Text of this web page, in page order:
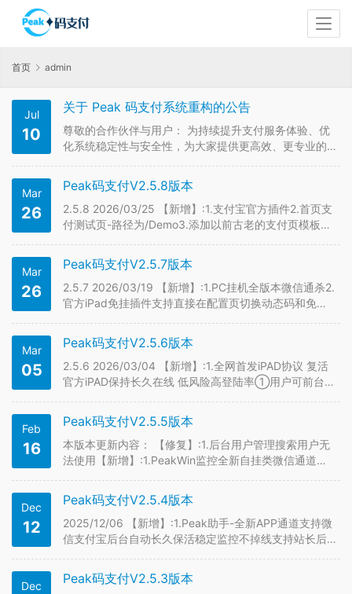
首页 admin
Jul
10
关于 Peak 码支付系统重构的公告
尊敬的合作伙伴与用户： 为持续提升支付服务体验、优
化系统稳定性与安全性，为大家提供更高效、更专业的
品牌升级，正式更名为XLPAY。 本次升级基于全新技术
架构打造，在支付效率、安全防护、接口适配、运营能
力等方面实现全方位…
Mar
26
Peak码支付V2.5.8版本
2.5.8 2026/03/25 【新增】:1.支付宝官方插件2.首页支
付测试页-路径为/Demo3.添加以前古老的支付页模板4.
商家账单【自动配置】通道在线时间随机刷新的问题2.优
化官方iPad收款单免输插件【优化】…
Mar
26
Peak码支付V2.5.7版本
2.5.7 2026/03/19 【新增】:1.PC挂机全版本微信通杀2.
官方iPad免挂插件支持直接在配置页切换动态码和免输
问题【优化】:1.优化官方iPad导入登录 新增手动复制和
导入配置2.删除原来&#8…
Mar
05
Peak码支付V2.5.6版本
2.5.6 2026/03/04 【新增】:1.全网首发iPAD协议 复活
官方iPAD保持长久在线 低风险高登陆率①用户可前台自
登录复用无需重新登录③新增通道同步数据功能，防止
云端在线平台假离线④云端自带云秒等功能也就是市
面…
Feb
16
Peak码支付V2.5.5版本
本版本更新内容： 【修复】:1.后台用户管理搜索用户无
法使用【新增】:1.PeakWin监控全新自挂类微信通道全
号同时登录进行监控2.Peak助手-iOS苹果端APP监控(开
发测试中…)3.后台新增云端应用…
Dec
12
Peak码支付V2.5.4版本
2025/12/06 【新增】:1.Peak助手-全新APP通道支持微
信支付宝后台自动长久保活稳定监控不掉线支持站长后
插件商城增加筛选通道类型【优化】:1.优化商家账单回
调检测逻辑防止掉单2.尝试优化支付宝免挂通道…
Dec Peak码支付V2.5.3版本